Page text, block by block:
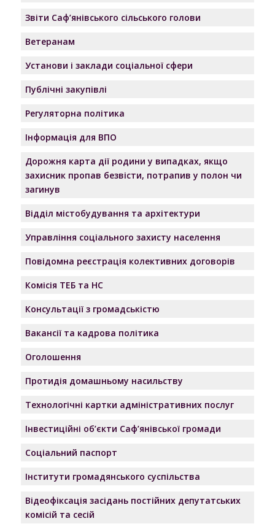
Звіти Саф’янівського сільського голови
Ветеранам
Установи і заклади соціальної сфери
Публічні закупівлі
Регуляторна політика
Інформація для ВПО
Дорожня карта дії родини у випадках, якщо
захисник пропав безвісти, потрапив у полон чи
загинув
Відділ містобудування та архітектури
Управління соціального захисту населення
Повідомна реєстрація колективних договорів
Комісія ТЕБ та НС
Консультації з громадськістю
Вакансії та кадрова політика
Оголошення
Протидія домашньому насильству
Технологічні картки адміністративних послуг
Інвестиційні об’єкти Саф’янівської громади
Соціальний паспорт
Інститути громадянського суспільства
Відеофіксація засідань постійних депутатських
комісій та сесій